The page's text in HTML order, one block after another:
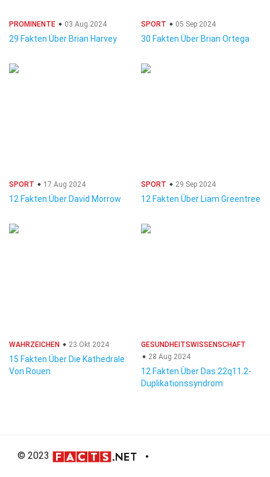
PROMINENTE 03 Aug 2024
29 Fakten Über Brian Harvey
SPORT 05 Sep 2024
30 Fakten Über Brian Ortega
SPORT 17 Aug 2024
12 Fakten Über David Morrow
SPORT 29 Sep 2024
12 Fakten Über Liam Greentree
WAHRZEICHEN 23 Okt 2024
15 Fakten Über Die Kathedrale
Von Rouen
GESUNDHEITSWISSENSCHAFT
28 Aug 2024
12 Fakten Über Das 22q11.2-
Duplikationssyndrom
© 2023